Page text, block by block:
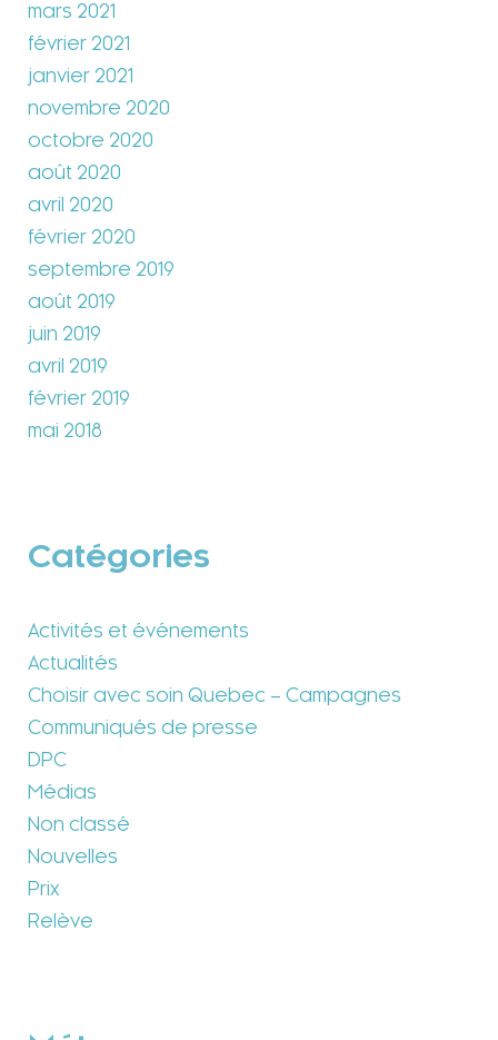
mars 2021
février 2021
janvier 2021
novembre 2020
octobre 2020
août 2020
avril 2020
février 2020
septembre 2019
août 2019
juin 2019
avril 2019
février 2019
mai 2018
Catégories
Activités et événements
Actualités
Choisir avec soin Quebec – Campagnes
Communiqués de presse
DPC
Médias
Non classé
Nouvelles
Prix
Relève